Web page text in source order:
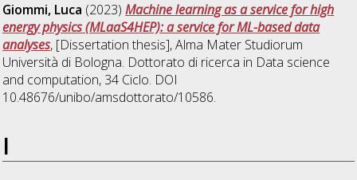
Giommi, Luca (2023)Machine learning as a service for high
energy physics (MLaaS4HEP): a service for ML-based data
analyses, [Dissertation thesis], Alma Mater Studiorum
Università di Bologna. Dottorato di ricerca in Data science
and computation, 34 Ciclo. DOI
10.48676/unibo/amsdottorato/10586.
I